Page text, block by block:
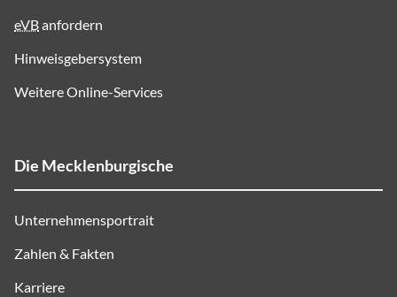
eVBanfordern
Hinweisgebersystem
Weitere Online-Services
Die Mecklenburgische
Unternehmensportrait
Zahlen & Fakten
Karriere